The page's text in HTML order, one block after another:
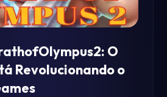
O
Revolucionando o